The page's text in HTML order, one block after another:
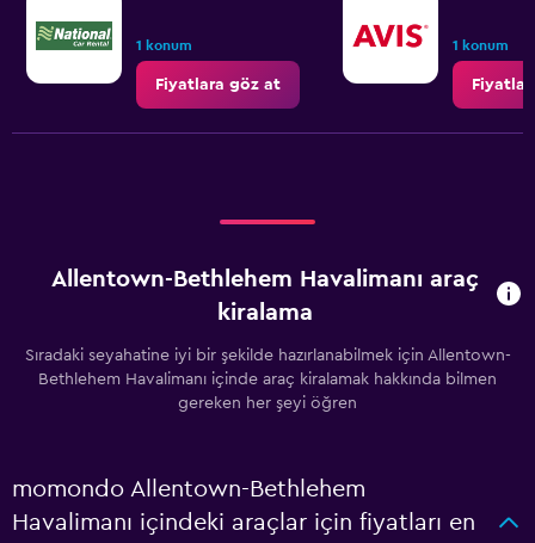
1 konum
Fiyatlara göz at
1 konum
Allentown-Bethlehem Havalimanı araç
kiralama
Sıradaki seyahatine iyi bir şekilde hazırlanabilmek için Allentown-
Bethlehem Havalimanı içinde araç kiralamak hakkında bilmen
gereken her şeyi öğren
momondo Allentown-Bethlehem
Havalimanı içindeki araçlar için fiyatları en